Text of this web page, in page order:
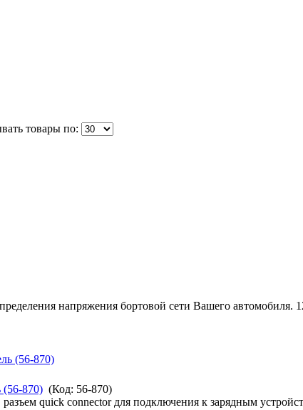
товары по:
напряжения бортовой сети Вашего
870) (Код: 56-870)
quick connector для подключения к зарядным